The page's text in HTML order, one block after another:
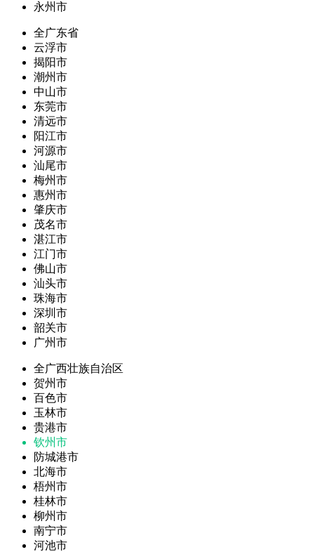
永州市
全广东省
云浮市
揭阳市
潮州市
中山市
东莞市
清远市
阳江市
河源市
汕尾市
梅州市
惠州市
肇庆市
茂名市
湛江市
江门市
佛山市
汕头市
珠海市
深圳市
韶关市
广州市
全广西壮族自治区
贺州市
百色市
玉林市
贵港市
钦州市
防城港市
北海市
梧州市
桂林市
柳州市
南宁市
河池市